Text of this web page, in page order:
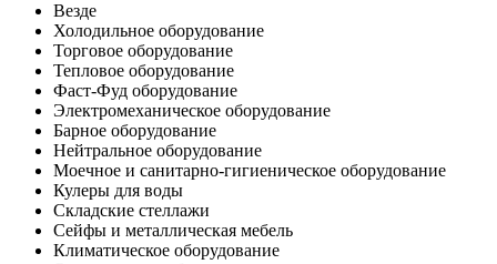
Везде
Холодильное оборудование
Торговое оборудование
Тепловое оборудование
Фаст-Фуд оборудование
Электромеханическое оборудование
Барное оборудование
Нейтральное оборудование
Моечное и санитарно-гигиеническое оборудование
Кулеры для воды
Складские стеллажи
Сейфы и металлическая мебель
Климатическое оборудование